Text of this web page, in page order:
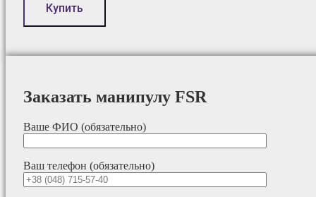
Заказать манипулу FSR
Ваше ФИО (обязательно)
Ваш телефон (обязательно)